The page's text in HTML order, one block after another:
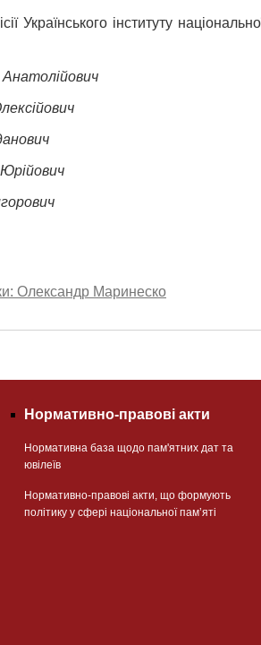
Українського інституту
Олександр Маринеско
Нормативно-правові акти
Нормативна база щодо пам'ятних дат та
ювілеїв
Нормативно-правові акти, що формують
політику у сфері національної памʼяті